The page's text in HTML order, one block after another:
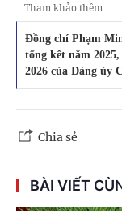
Tham khảo thêm
Đồng chí Phạm
tổng kết năm
2026 của Đảng ủy
Chia sẻ
BÀI VIẾT